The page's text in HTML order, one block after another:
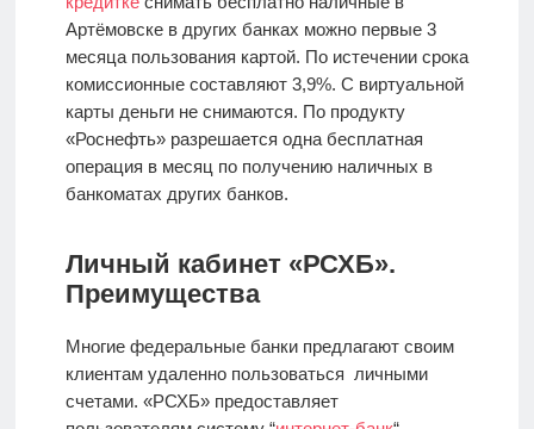
Артёмовске в других банках можно первые 3
месяца пользования картой. По истечении срока
комиссионные составляют 3,9%. С виртуальной
карты деньги не снимаются. По продукту
«Роснефть» разрешается одна бесплатная
операция в месяц по получению наличных в
банкоматах других банков.
Личный кабинет «РСХБ».
Преимущества
Многие федеральные банки предлагают своим
клиентам удаленно пользоваться личными
счетами. «РСХБ» предоставляет